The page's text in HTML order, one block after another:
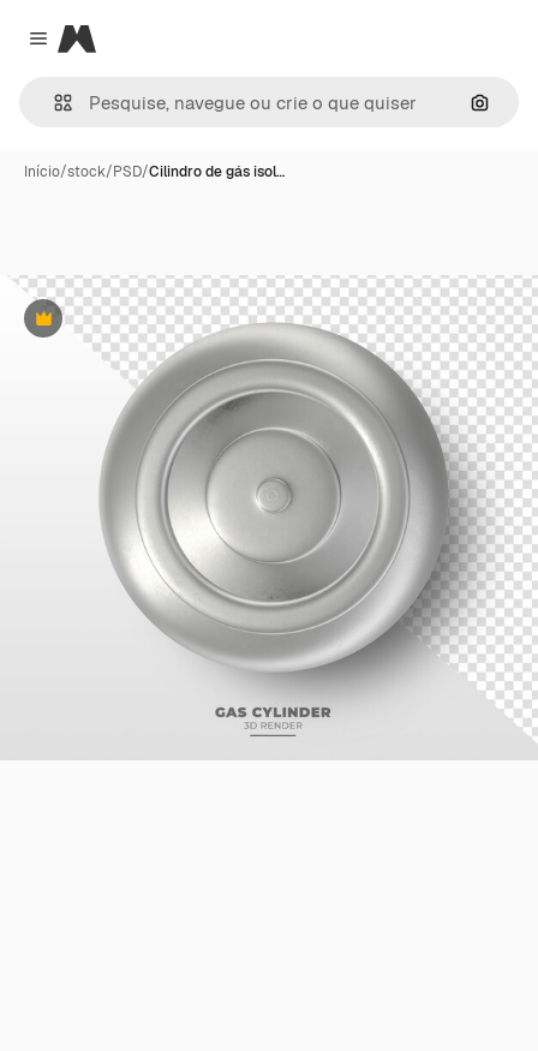
Close menu
Magnific
Início/stock/PSD/Cilindro de gás isol…
Premium